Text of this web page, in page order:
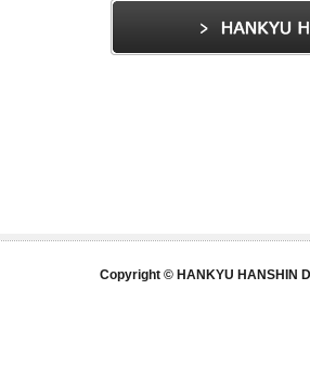
Copyright © HANKYU HANSHIN